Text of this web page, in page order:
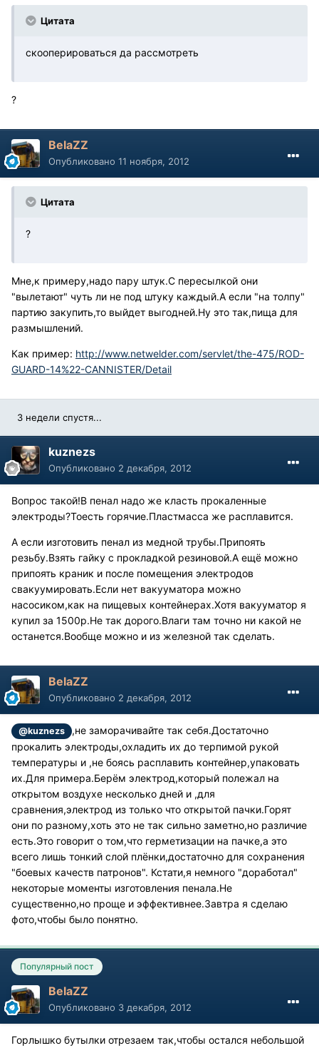
Цитата
скооперироваться да рассмотреть
?
BelaZZ
Опубликовано 11 ноября, 2012
Цитата
?
Мне,к примеру,надо пару штук.С пересылкой они
"вылетают" чуть ли не под штуку каждый.А если "на толпу"
партию закупить,то выйдет выгодней.Ну это так,пища для
размышлений.
Как пример: http://www.netwelder.com/servlet/the-475/ROD-
GUARD-14%22-CANNISTER/Detail
3 недели спустя...
kuznezs
Опубликовано 2 декабря, 2012
Вопрос такой!В пенал надо же класть прокаленные
электроды?Тоесть горячие.Пластмасса же расплавится.
А если изготовить пенал из медной трубы.Припоять
резьбу.Взять гайку с прокладкой резиновой.А ещё можно
припоять краник и после помещения электродов
свакуумировать.Если нет вакууматора можно
насосиком,как на пищевых контейнерах.Хотя вакууматор я
купил за 1500р.Не так дорого.Влаги там точно ни какой не
останется.Вообще можно и из железной так сделать.
BelaZZ
Опубликовано 2 декабря, 2012
@kuznezs
,не заморачивайте так себя.Достаточно
прокалить электроды,охладить их до терпимой рукой
температуры и ,не боясь расплавить контейнер,упаковать
их.Для примера.Берём электрод,который полежал на
открытом воздухе несколько дней и ,для
сравнения,электрод из только что открытой пачки.Горят
они по разному,хоть это не так сильно заметно,но различие
есть.Это говорит о том,что герметизации на пачке,а это
всего лишь тонкий слой плёнки,достаточно для сохранения
"боевых качеств патронов". Кстати,я немного "доработал"
некоторые моменты изготовления пенала.Не
существенно,но проще и эффективнее.Завтра я сделаю
фото,чтобы было понятно.
Популярный пост
BelaZZ
Опубликовано 3 декабря, 2012
Горлышко бутылки отрезаем так,чтобы остался небольшой